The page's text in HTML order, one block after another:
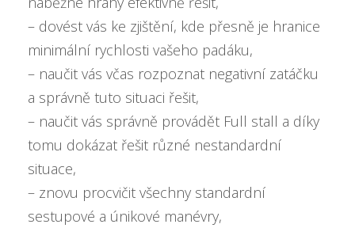
– dovést vás ke zjištění, kde přesně je hranice
minimální rychlosti vašeho padáku,
– naučit vás včas rozpoznat negativní zatáčku
a správně tuto situaci řešit,
– naučit vás správně provádět Full stall a díky
tomu dokázat řešit různé nestandardní
situace,
– znovu procvičit všechny standardní
sestupové a únikové manévry,